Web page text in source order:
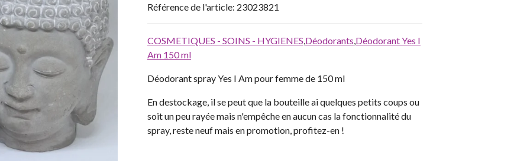
Référence de l'article: 23023821
COSMETIQUES - SOINS - HYGIENES Déodorants Déodorant Yes I
Am 150 ml
Déodorant spray Yes I Am pour femme de 150 ml
En destockage, il se peut que la bouteille ai quelques petits coups ou
soit un peu rayée mais n'empêche en aucun cas la fonctionnalité du
spray, reste neuf mais en promotion, profitez-en !